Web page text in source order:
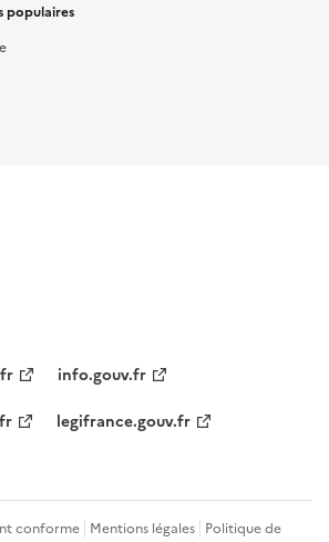
populaires
info.gouv.fr
legifrance.gouv.fr
conforme Mentions légales Politique de